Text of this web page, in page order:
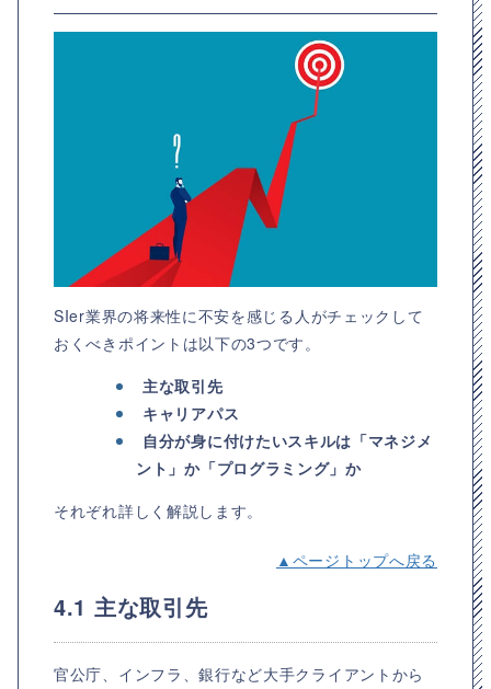
SIer業界の将来性に不安を感じる人がチェックして
おくべきポイントは以下の3つです。
主な取引先
キャリアパス
自分が身に付けたいスキルは「マネジメ
ント」か「プログラミング」か
それぞれ詳しく解説します。
▲ページトップへ戻る
4.1 主な取引先
官公庁、インフラ、銀行など大手クライアントから